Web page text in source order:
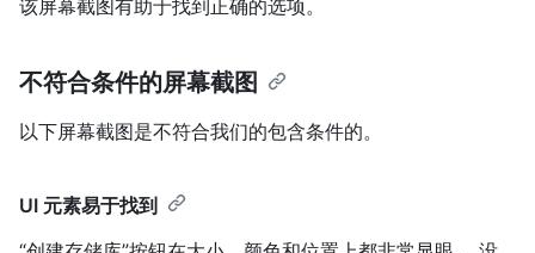
该屏幕截图有助于找到正确的选项。
不符合条件的屏幕截图
以下屏幕截图是不符合我们的包含条件的。
UI 元素易于找到